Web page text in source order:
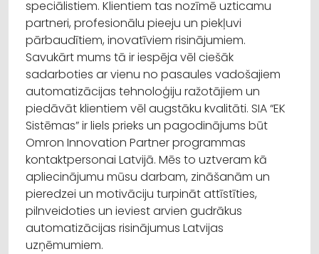
speciālistiem. Klientiem tas nozīmē uzticamu
partneri, profesionālu pieeju un piekļuvi
pārbaudītiem, inovatīviem risinājumiem.
Savukārt mums tā ir iespēja vēl ciešāk
sadarboties ar vienu no pasaules vadošajiem
automatizācijas tehnoloģiju ražotājiem un
piedāvāt klientiem vēl augstāku kvalitāti. SIA “EK
Sistēmas” ir liels prieks un pagodinājums būt
Omron Innovation Partner programmas
kontaktpersonai Latvijā. Mēs to uztveram kā
apliecinājumu mūsu darbam, zināšanām un
pieredzei un motivāciju turpināt attīstīties,
pilnveidoties un ieviest arvien gudrākus
automatizācijas risinājumus Latvijas
uzņēmumiem.